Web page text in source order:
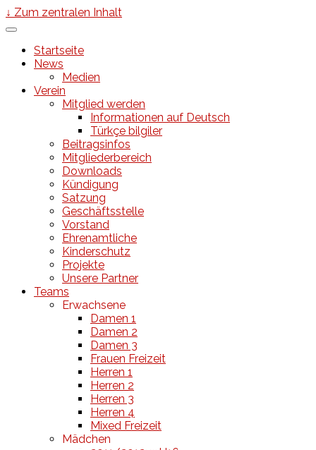
↓ Zum zentralen Inhalt
Startseite
News
Medien
Verein
Mitglied werden
Informationen auf Deutsch
Türkçe bilgiler
Beitragsinfos
Mitgliederbereich
Downloads
Kündigung
Satzung
Geschäftsstelle
Vorstand
Ehrenamtliche
Kinderschutz
Projekte
Unsere Partner
Teams
Erwachsene
Damen 1
Damen 2
Damen 3
Frauen Freizeit
Herren 1
Herren 2
Herren 3
Herren 4
Mixed Freizeit
Mädchen